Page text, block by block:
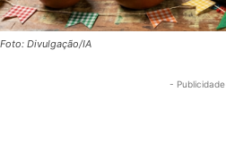
Foto: Divulgação/IA
-